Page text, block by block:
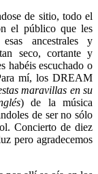
de sitio, todo el
el público que les
ancestrales y
seco, cortante y
habéis escuchado o
mí, los DREAM
maravillas en su
) de la música
de ser no sólo
Concierto de diez
pero agradecemos